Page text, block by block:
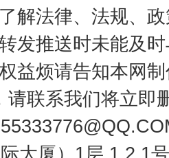
解法律、法规、
发推送时未能及
益烦请告知本网
请联系我们将立即
大厦）1层 1 2 1
罪" "